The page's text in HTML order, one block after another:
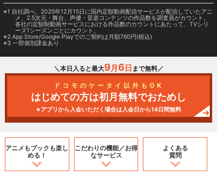
1 自社調べ。2025年12月15日に国内定額動画配信サービスが配信していたアニ
メ、2.5次元・舞台、声優・音楽コンテンツの作品数を調査員がカウント。
各社の定額制動画サービスにおける作品数のカウントにあたって、TVシリ
ーズ1シーズンごとにカウント。
2 App Store/Google Playでのご契約は月額760円(税込)
3 一部個別課金あり
＼本日入ると最大9月 6日 まで無料／
ドコモのケータイ以外もOK
はじめての方は初月無料でおためし
※アプリから入会いただく場合は入会日から14日間無料
アニメもブックも楽し
める！
こだわりの機能／お得
なサービス
よくある
質問